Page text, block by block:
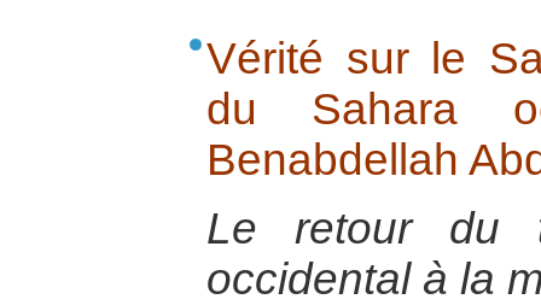
Vérité sur le
du Sahara
Benabdellah
Le retour du
occidental à la